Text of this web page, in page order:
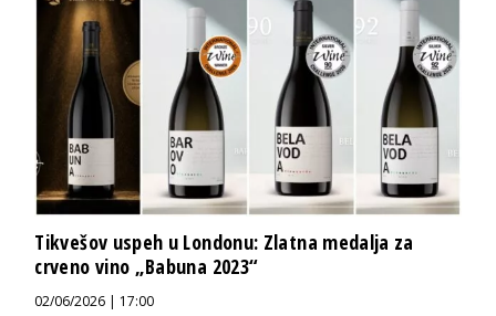
Tikvešov uspeh u Londonu: Zlatna medalja za
crveno vino „Babuna 2023“
02/06/2026 | 17:00